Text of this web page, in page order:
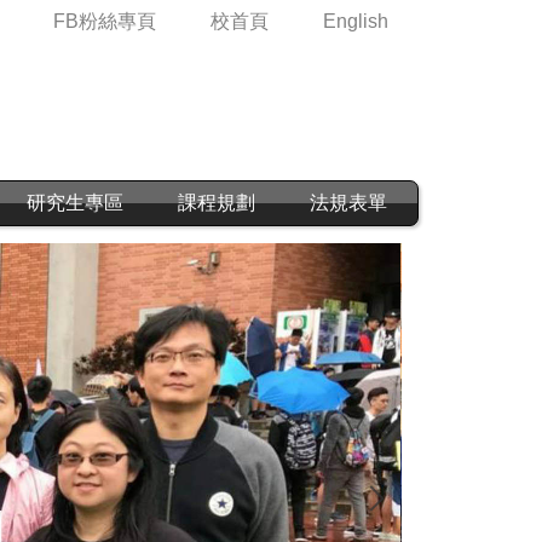
FB粉絲專頁 校首頁 English
研究生專區 課程規劃 法規表單